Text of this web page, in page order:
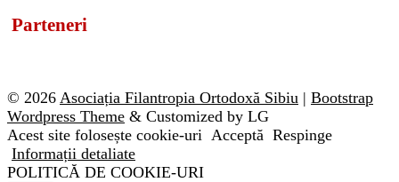
Parteneri
© 2026 Asociația Filantropia Ortodoxă Sibiu | Bootstrap
Wordpress Theme & Customized by LG
Acest site folosește cookie-uri Acceptă Respinge
Informații detaliate
POLITICĂ DE COOKIE-URI